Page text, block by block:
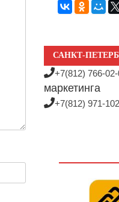
САНКТ-
+7(812) 766-
маркетинга
+7(812) 971-